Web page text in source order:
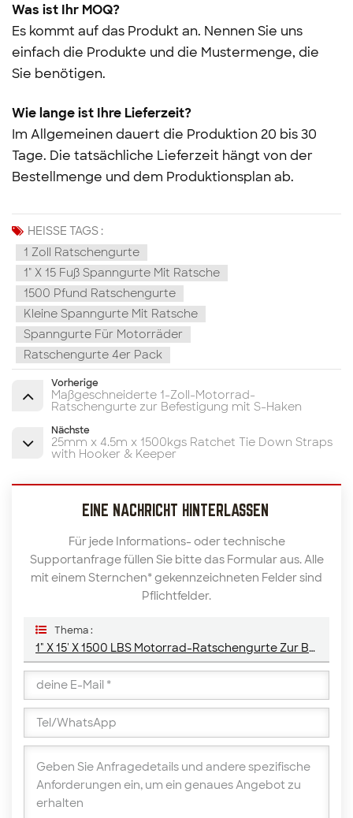
Was ist Ihr MOQ?
Es kommt auf das Produkt an. Nennen Sie uns
einfach die Produkte und die Mustermenge, die
Sie benötigen.
Wie lange ist Ihre Lieferzeit?
Im Allgemeinen dauert die Produktion 20 bis 30
Tage. Die tatsächliche Lieferzeit hängt von der
Bestellmenge und dem Produktionsplan ab.
HEISSE TAGS :
1 Zoll Ratschengurte
1" X 15 Fuß Spanngurte Mit Ratsche
1500 Pfund Ratschengurte
Kleine Spanngurte Mit Ratsche
Spanngurte Für Motorräder
Ratschengurte 4er Pack
Vorherige
Maßgeschneiderte 1-Zoll-Motorrad-
Ratschengurte zur Befestigung mit S-Haken
Nächste
25mm x 4.5m x 1500kgs Ratchet Tie Down Straps
with Hooker & Keeper
EINE NACHRICHT HINTERLASSEN
Für jede Informations- oder technische
Supportanfrage füllen Sie bitte das Formular aus. Alle
mit einem Sternchen* gekennzeichneten Felder sind
Pflichtfelder.
Thema :
1" X 15' X 1500 LBS Motorrad-Ratschengurte Zur Befestigung Mit S-Haken